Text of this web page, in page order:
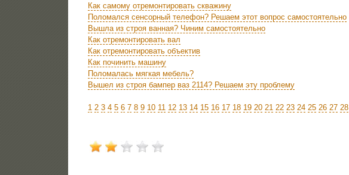
Как самому отремонтировать скважину
Поломался сенсорный телефон? Решаем этот вопрос самостоятельно
Вышла из строя ванная? Чиним самостоятельно
Как отремонтировать вал
Как отремонтировать объектив
Как починить машину
Поломалась мягкая мебель?
Вышел из строя бампер ваз 2114? Решаем эту проблему
1 2 3 4 5 6 7 8 9 10 11 12 13 14 15 16 17 18 19 20 21 22 23 24 25 26 27 28